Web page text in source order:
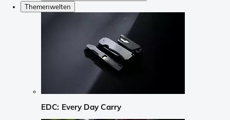
Themenwelten
EDC: Every Day Carry